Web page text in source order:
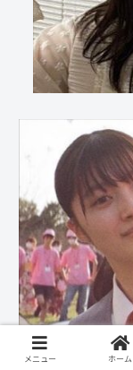
メニュー ホーム